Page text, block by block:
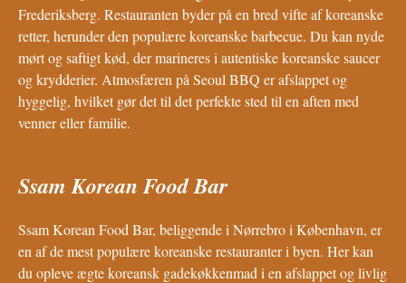
Frederiksberg. Restauranten byder på en bred vifte af koreanske
retter, herunder den populære koreanske barbecue. Du kan nyde
mørt og saftigt kød, der marineres i autentiske koreanske saucer
og krydderier. Atmosfæren på Seoul BBQ er afslappet og
hyggelig, hvilket gør det til det perfekte sted til en aften med
venner eller familie.
Ssam Korean Food Bar
Ssam Korean Food Bar, beliggende i Nørrebro i København, er
en af de mest populære koreanske restauranter i byen. Her kan
du opleve ægte koreansk gadekøkkenmad i en afslappet og livlig